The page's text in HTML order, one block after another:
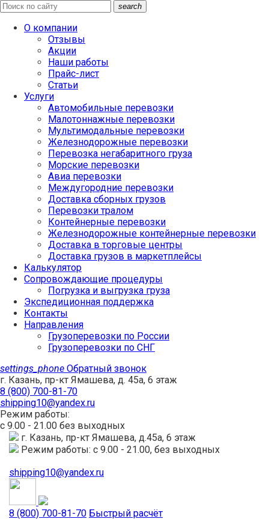
search
О компании
Отзывы
Акции
Наши работы
Прайс-лист
Статьи
Услуги
Автомобильные перевозки
Малотоннажные перевозки
Мультимодальные перевозки
Железнодорожные перевозки
Перевозка негабаритного груза
Морские перевозки
Авиа перевозки
Междугородние перевозки
Доставка сборных грузов
Перевозки тралом
Контейнерные перевозки
Железнодорожные контейнерные перевозки
Доставка в торговые центры
Доставка грузов в маркетплейсы
Калькулятор
Сопровождающие процедуры
Погрузка и выгрузка груза
Экспедиционная поддержка
Контакты
Направления
Грузоперевозки по России
Грузоперевозки по СНГ
settings_phone Обратный звонок
г. Казань, пр-кт Ямашева, д. 45а, 6 этаж
8 (800) 700-81-70
shipping10@yandex.ru
Режим работы:
с 9.00 - 21.00 без выходных
г. Казань, пр-кт Ямашева, д.45а, 6 этаж
Режим работы: с 9.00 - 21.00, без выходных
shipping10@yandex.ru
8 (800) 700-81-70 Быстрый расчёт